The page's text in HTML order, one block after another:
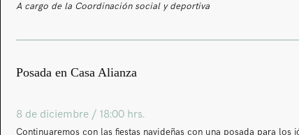
A cargo de la Coordinación social y deportiva
Posada en Casa Alianza
8 de diciembre / 18:00 hrs.
Continuaremos con las fiestas navideñas con una posada para